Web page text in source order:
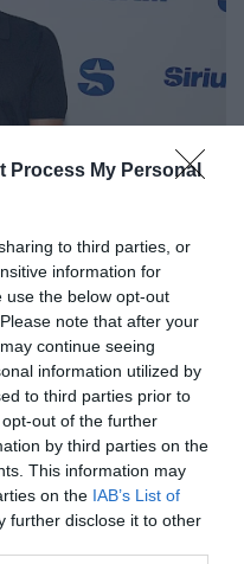
Process My Personal
to third parties, or
information for
use the below opt-out
note that after your
continue seeing
information utilized by
to third parties prior to
out of the further
by third parties on the
This information may
on the IAB’s List of
further disclose it to other
végre elmondta,